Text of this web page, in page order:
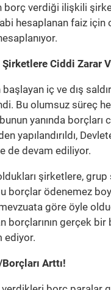
borç verdiği ilişkili
hesaplanan faiz
Ciddi Zarar
iç ve dış
Bu olumsuz süreç
yanında borçları
yapılandırıldı,
de devam ediliyor.
şirketlere,
borçlar ödenemez
göre öyle
gerçek
ediyor.
Arttı!